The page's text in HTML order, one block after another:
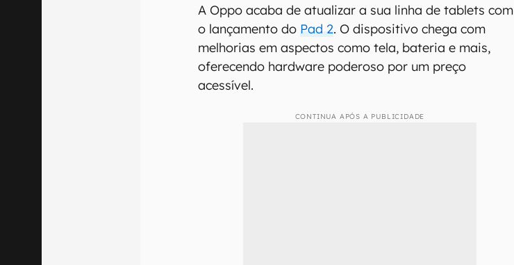
A Oppo acaba de atualizar a sua linha de tablets com
o lançamento do Pad 2. O dispositivo chega com
melhorias em aspectos como tela, bateria e mais,
oferecendo hardware poderoso por um preço
acessível.
CONTINUA APÓS A PUBLICIDADE